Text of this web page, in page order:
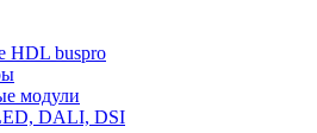
HDL buspro
модули
DALI, DSI